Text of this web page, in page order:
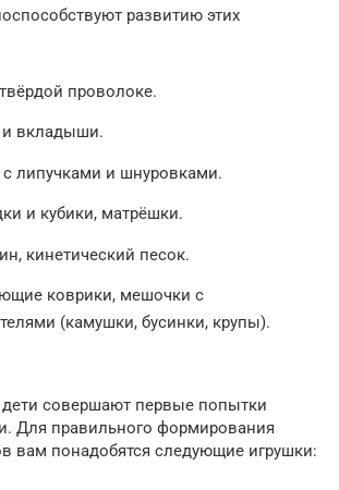
развитию этих
проволоке.
и вкладыши.
липучками и шнуровками.
и кубики, матрёшки.
кинетический песок.
коврики, мешочки с
(камушки, бусинки, крупы).
дети совершают первые попытки
Для правильного формирования
вам понадобятся следующие игрушки: